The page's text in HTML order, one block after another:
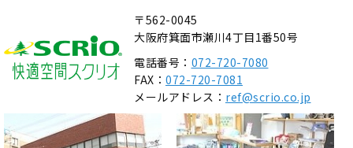
〒562-0045
大阪府箕面市瀬川4丁目1番50号
電話番号： 072-720-7080
FAX： 072-720-7081
メールアドレス： ref@scrio.co.jp